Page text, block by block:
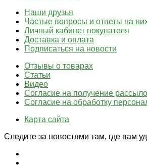
Наши друзья
Частые вопросы и ответы на
Личный кабинет покупателя
Доставка и оплата
Подписаться на новости
Отзывы о товарах
Статьи
Видео
Согласие на получение
Согласие на обработку
Карта сайта
Следите за новостями там, где вам